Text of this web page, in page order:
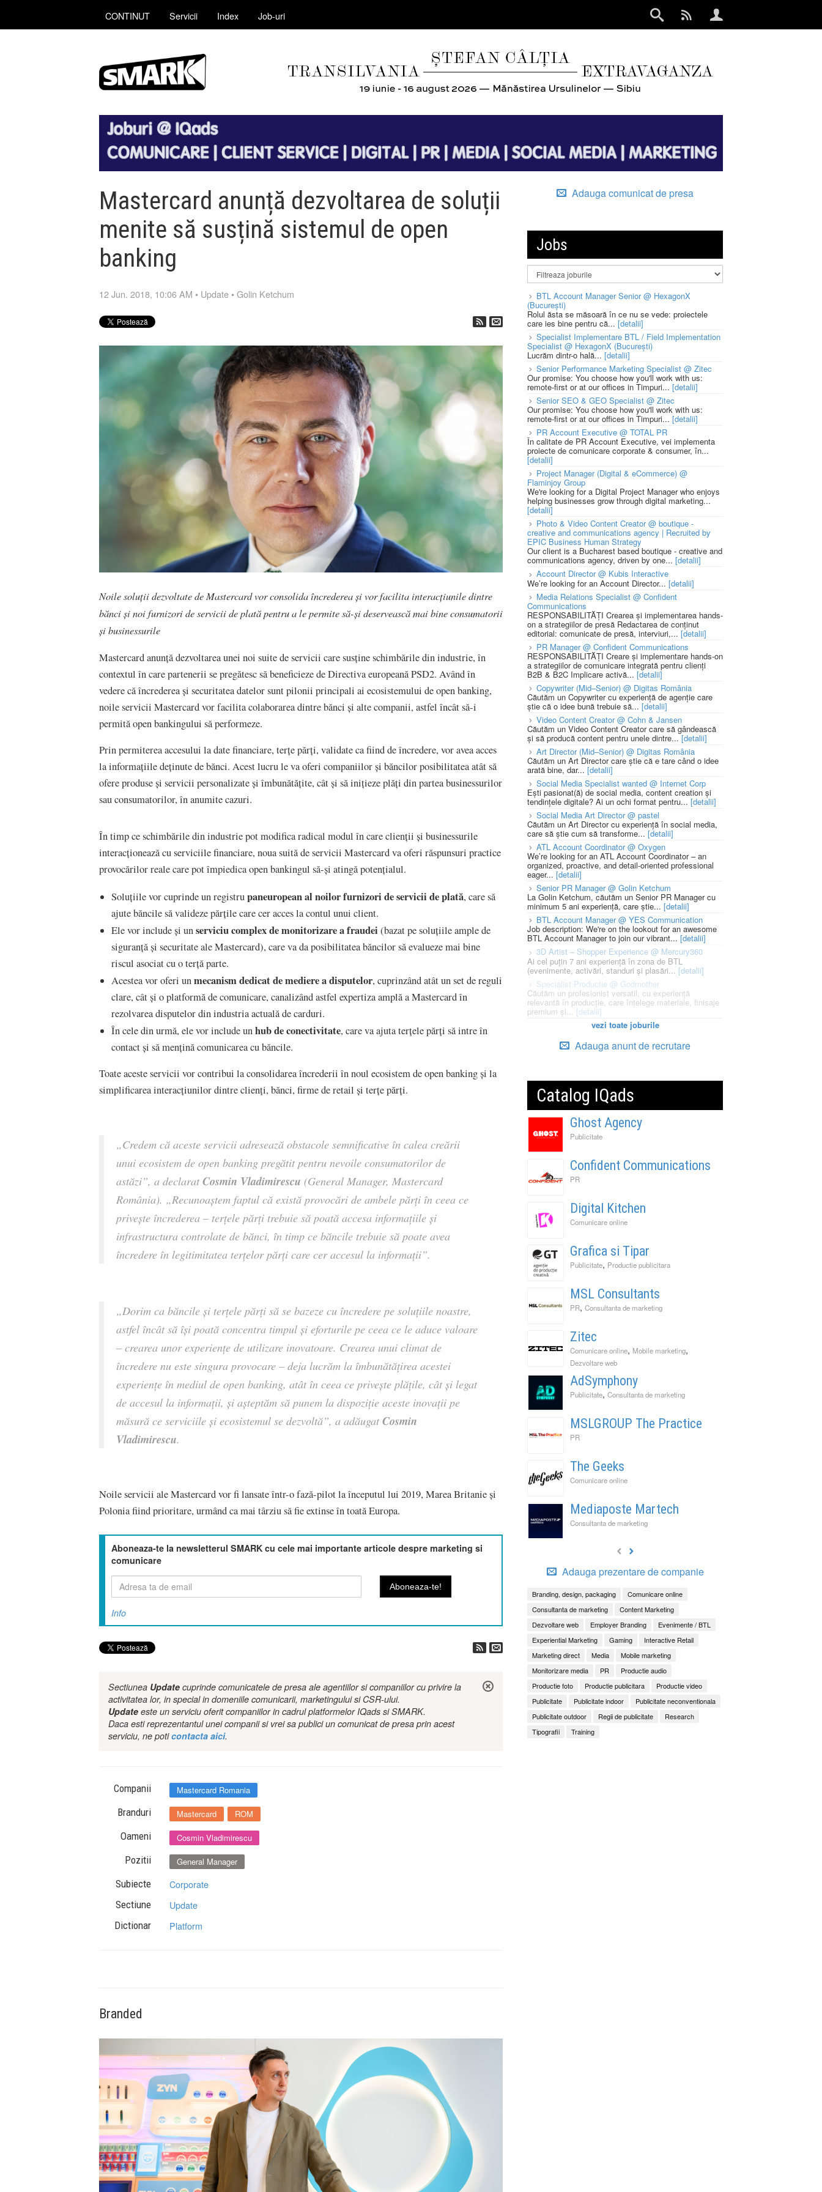
CONTINUT Servicii Index Job-uri
Mastercard anunță dezvoltarea de soluții
menite să susțină sistemul de open
banking
12 Jun. 2018, 10:06 AM • Update •Golin Ketchum
Noile soluții dezvoltate de Mastercard vor consolida încrederea și vor facilita interacțiunile dintre
bănci și noi furnizori de servicii de plată pentru a le permite să-și deservească mai bine consumatorii
și businessurile
Mastercard anunță dezvoltarea unei noi suite de servicii care susține schimbările din industrie, în
contextul în care partenerii se pregătesc să beneficieze de Directiva europeană PSD2. Având în
vedere că încrederea și securitatea datelor sunt pilonii principali ai ecosistemului de open banking,
noile servicii Mastercard vor facilita colaborarea dintre bănci și alte companii, astfel încât să-i
permită open bankingului să performeze.
Prin permiterea accesului la date financiare, terțe părți, validate ca fiind de încredere, vor avea acces
la informațiile deținute de bănci. Acest lucru le va oferi companiilor și băncilor posibilitatea atât să
ofere produse și servicii personalizate și îmbunătățite, cât și să inițieze plăți din partea businessurilor
sau consumatorilor, în anumite cazuri.
În timp ce schimbările din industrie pot modifica radical modul în care clienții și businessurile
interacționează cu serviciile financiare, noua suită de servicii Mastercard va oferi răspunsuri practice
provocărilor reale care pot împiedica open bankingul să-și atingă potențialul.
Soluțiile vor cuprinde un registrupaneuropean al noilor furnizori de servicii de plată, care să
ajute băncile să valideze părțile care cer acces la contul unui client.
Ele vor include și unserviciu complex de monitorizare a fraudei (bazat pe soluțiile ample de
siguranță și securitate ale Mastercard), care va da posibilitatea băncilor să evalueze mai bine
riscul asociat cu o terță parte.
Acestea vor oferi unmecanism dedicat de mediere a disputelor, cuprinzând atât un set de reguli
clare, cât și o platformă de comunicare, canalizând astfel expertiza amplă a Mastercard în
rezolvarea disputelor din industria actuală de carduri.
În cele din urmă, ele vor include unhub de conectivitate, care va ajuta terțele părți să intre în
contact și să mențină comunicarea cu băncile.
Toate aceste servicii vor contribui la consolidarea încrederii în noul ecosistem de open banking și la
simplificarea interacțiunilor dintre clienți, bănci, firme de retail și terțe părți.
„Credem că aceste servicii adresează obstacole semnificative în calea creării
unui ecosistem de open banking pregătit pentru nevoile consumatorilor de
astăzi”, a declarat Cosmin Vladimirescu (General Manager, Mastercard
România). „Recunoaștem faptul că există provocări de ambele părți în ceea ce
privește încrederea – terțele părți trebuie să poată accesa informațiile și
infrastructura controlate de bănci, în timp ce băncile trebuie să poate avea
încredere în legitimitatea terțelor părți care cer accesul la informații”.
„Dorim ca băncile și terțele părți să se bazeze cu încredere pe soluțiile noastre,
astfel încât să își poată concentra timpul și eforturile pe ceea ce le aduce valoare
– crearea unor experiențe de utilizare inovatoare. Crearea unui climat de
încredere nu este singura provocare – deja lucrăm la îmbunătățirea acestei
experiențe în mediul de open banking, atât în ceea ce privește plățile, cât și legat
de accesul la informații, și așteptăm să punem la dispoziție aceste inovații pe
măsură ce serviciile și ecosistemul se dezvoltă”, a adăugat Cosmin
Vladimirescu.
Noile servicii ale Mastercard vor fi lansate într-o fază-pilot la începutul lui 2019, Marea Britanie și
Polonia fiind prioritare, urmând ca mai târziu să fie extinse în toată Europa.
Aboneaza-te la newsletterul SMARK cu cele mai importante articole despre marketing si
comunicare
Info
Sectiunea Update cuprinde comunicatele de presa ale agentiilor si companiilor cu privire la
activitatea lor, in special in domeniile comunicarii, marketingului si CSR-ului.
Update este un serviciu oferit companiilor in cadrul platformelor IQads si SMARK.
Daca esti reprezentantul unei companii si vrei sa publici un comunicat de presa prin acest
serviciu, ne poticontacta aici.
Companii Mastercard Romania
Branduri Mastercard ROM
Oameni Cosmin Vladimirescu
Pozitii General Manager
Subiecte Corporate
Sectiune Update
Dictionar Platform
Branded
Adauga comunicat de presa
Jobs
BTL Account Manager Senior @ HexagonX
(București)
Rolul ăsta se măsoară în ce nu se vede: proiectele
care ies bine pentru că... [detalii]
Specialist Implementare BTL / Field Implementation
Specialist @ HexagonX (București)
Lucrăm dintr-o hală... [detalii]
Senior Performance Marketing Specialist @ Zitec
Our promise: You choose how you'll work with us:
remote-first or at our offices in Timpuri... [detalii]
Senior SEO & GEO Specialist @ Zitec
Our promise: You choose how you'll work with us:
remote-first or at our offices in Timpuri... [detalii]
PR Account Executive @ TOTAL PR
În calitate de PR Account Executive, vei implementa
proiecte de comunicare corporate & consumer, în...
[detalii]
Project Manager (Digital & eCommerce) @
Flaminjoy Group
We're looking for a Digital Project Manager who enjoys
helping businesses grow through digital marketing...
[detalii]
Photo & Video Content Creator @ boutique -
creative and communications agency | Recruited by
EPIC Business Human Strategy
Our client is a Bucharest based boutique - creative and
communications agency, driven by one... [detalii]
Account Director @ Kubis Interactive
We’re looking for an Account Director... [detalii]
Media Relations Specialist @ Confident
Communications
RESPONSABILITĂȚI Crearea și implementarea hands-
on a strategiilor de presă Redactarea de conținut
editorial: comunicate de presă, interviuri,... [detalii]
PR Manager @ Confident Communications
RESPONSABILITĂȚI Creare și implementare hands-on
a strategiilor de comunicare integrată pentru clienți
B2B & B2C Implicare activă... [detalii]
Copywriter (Mid–Senior) @ Digitas România
Căutăm un Copywriter cu experiență de agenție care
știe că o idee bună trebuie să... [detalii]
Video Content Creator @ Cohn & Jansen
Căutăm un Video Content Creator care să gândească
și să producă content pentru unele dintre...[detalii]
Art Director (Mid–Senior) @ Digitas România
Căutăm un Art Director care știe că e tare când o idee
arată bine, dar... [detalii]
Social Media Specialist wanted @ Internet Corp
Ești pasionat(ă) de social media, content creation și
tendințele digitale? Ai un ochi format pentru... [detalii]
Social Media Art Director @ pastel
Căutăm un Art Director cu experiență în social media,
care să știe cum să transforme... [detalii]
ATL Account Coordinator @ Oxygen
We’re looking for an ATL Account Coordinator – an
organized, proactive, and detail-oriented professional
eager... [detalii]
Senior PR Manager @ Golin Ketchum
La Golin Ketchum, căutăm un Senior PR Manager cu
minimum 5 ani experiență, care știe... [detalii]
BTL Account Manager @ YES Communication
Job description: We're on the lookout for an awesome
BTL Account Manager to join our vibrant... [detalii]
3D Artist – Shopper Experience @ Mercury360
Ai cel puțin 7 ani experiență în zona de BTL
(evenimente, activări, standuri și plasări... [detalii]
Specialist Productie @ Godmother
Căutăm un profesionist versatil, cu experiență
relevantă în producție, care înțelege materiale, finisaje
premium și... [detalii]
vezi toate joburile
Adauga anunt de recrutare
Catalog IQads
Ghost Agency
Publicitate
Confident Communications
PR
Digital Kitchen
Comunicare online
Grafica si Tipar
Publicitate, Productie publicitara
MSL Consultants
PR, Consultanta de marketing
Zitec
Comunicare online, Mobile marketing,
Dezvoltare web
AdSymphony
Publicitate, Consultanta de marketing
MSLGROUP The Practice
PR
The Geeks
Comunicare online
Mediaposte Martech
Consultanta de marketing
Adauga prezentare de companie
Branding, design, packaging
Comunicare online
Consultanta de marketing
Content Marketing
Dezvoltare web
Employer Branding
Evenimente / BTL
Experiential Marketing
Gaming
Interactive Retail
Marketing direct
Media
Mobile marketing
Monitorizare media
PR
Productie audio
Productie foto
Productie publicitara
Productie video
Publicitate
Publicitate indoor
Publicitate neconventionala
Publicitate outdoor
Regii de publicitate
Research
Tipografii
Training